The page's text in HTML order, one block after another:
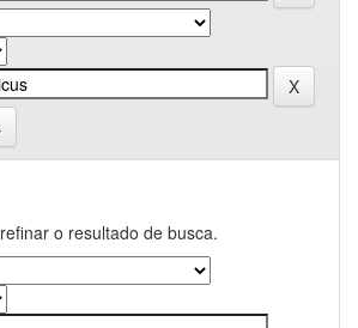
o resultado de busca.